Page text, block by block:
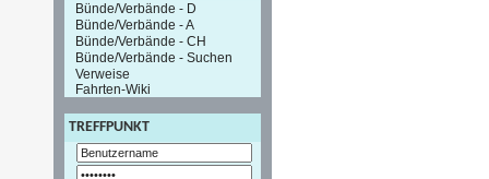
Bünde/Verbände - D
Bünde/Verbände - A
Bünde/Verbände - CH
Bünde/Verbände - Suchen
Verweise
Fahrten-Wiki
TREFFPUNKT